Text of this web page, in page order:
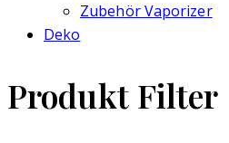
Zubehör Vaporizer
Deko
Produkt Filter